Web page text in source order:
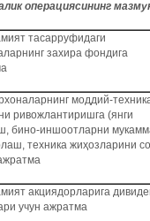
операциясининг
тасарруфидаги
захира фондига
моддий-
ривожлантиришга (янги
бино-иншоотларни
техника жиҳозларини
акциядорларига
учун ажратма